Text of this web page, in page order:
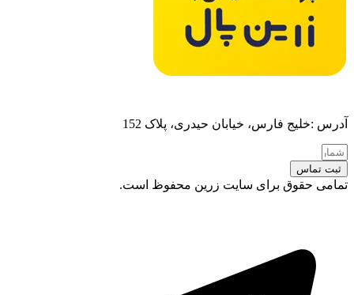
آدرس :خلیج فارس، خیابان حیدری، پلاک 152
ثبت تماس
تمامی حقوق برای سایت زرین محفوظ است.